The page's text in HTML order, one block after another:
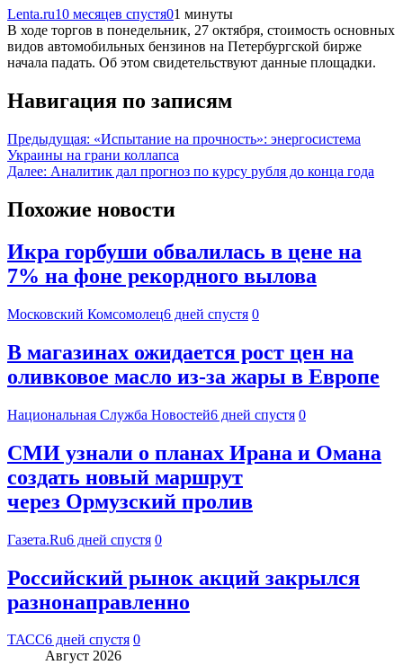
Lenta.ru10 месяцев спустя01 минуты
В ходе торгов в понедельник, 27 октября, стоимость основных
видов автомобильных бензинов на Петербургской бирже
начала падать. Об этом свидетельствуют данные площадки.
Навигация по записям
Предыдущая: «Испытание на прочность»: энергосистема
Украины на грани коллапса
Далее: Аналитик дал прогноз по курсу рубля до конца года
Похожие новости
Икра горбуши обвалилась в цене на
7% на фоне рекордного вылова
Московский Комсомолец6 дней спустя 0
В магазинах ожидается рост цен на
оливковое масло из-за жары в Европе
Национальная Служба Новостей6 дней спустя 0
СМИ узнали о планах Ирана и Омана
создать новый маршрут
через Ормузский пролив
Газета.Ru6 дней спустя 0
Российский рынок акций закрылся
разнонаправленно
ТАСС6 дней спустя 0
Август 2026